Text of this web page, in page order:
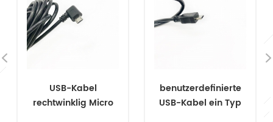
USB-Kabel
rechtwinklig Micro
benutzerdefinierte
USB-Kabel ein Typ